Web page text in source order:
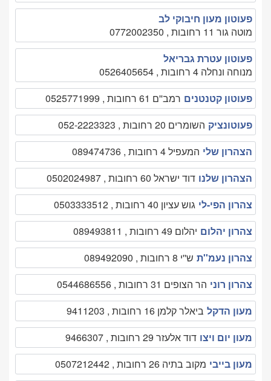
פעוטון מעון חיבוקי לב
מוטה גור 11 רחובות , 0772002350
פעוטון עטרת גבריאל
מנוחה ונחלה 4 רחובות , 0526405654
פעוטון קטנטנים רמב''ם 61 רחובות , 0525771999
פעוטונציק השומרים 20 רחובות , 052-2223323
הצהרון שלי המעפיל 4 רחובות , 089474736
הצהרון שלנו דוד ישראל 60 רחובות , 0502024987
צהרון הפי-לי גוש עציון 40 רחובות , 0503333512
צהרון יהלום יהלום 49 רחובות , 089493811
צהרון נעמ''ת ש''י 8 רחובות , 089492090
צהרון רוני הר הצופים 31 רחובות , 0544686556
מעון הדקל ביאלר קלמן 16 רחובות , 9411203
מעון יום ויצו דוד אלעזר 29 רחובות , 9466307
מעון בייבי מקוב בתיה 26 רחובות , 0507212442